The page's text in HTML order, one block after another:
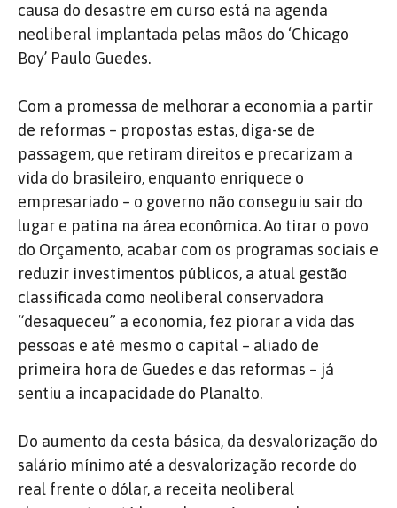
causa do desastre em curso está na agenda
neoliberal implantada pelas mãos do ‘Chicago
Boy’ Paulo Guedes.
Com a promessa de melhorar a economia a partir
de reformas – propostas estas, diga-se de
passagem, que retiram direitos e precarizam a
vida do brasileiro, enquanto enriquece o
empresariado – o governo não conseguiu sair do
lugar e patina na área econômica. Ao tirar o povo
do Orçamento, acabar com os programas sociais e
reduzir investimentos públicos, a atual gestão
classificada como neoliberal conservadora
“desaqueceu” a economia, fez piorar a vida das
pessoas e até mesmo o capital – aliado de
primeira hora de Guedes e das reformas – já
sentiu a incapacidade do Planalto.
Do aumento da cesta básica, da desvalorização do
salário mínimo até a desvalorização recorde do
real frente o dólar, a receita neoliberal